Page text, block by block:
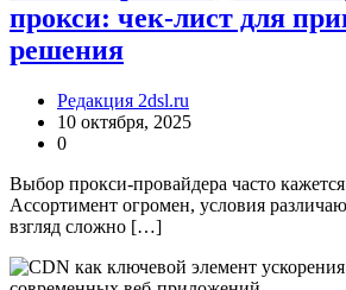
прокси: чек-лист для
решения
Редакция 2dsl.ru
10 октября, 2025
0
Выбор прокси-провайдера часто
Ассортимент огромен, условия
взгляд сложно […]